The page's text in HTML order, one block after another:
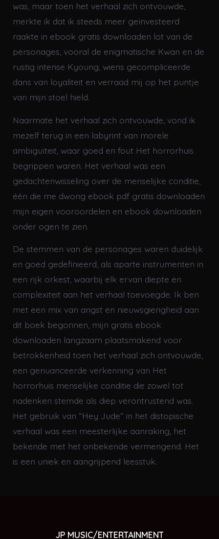
was, maar toen het verhaal zich ontvouwde,
merkte ik dat ik steeds meer geïnvesteerd
raakte in ebook gratis downloaden lot van de
personages, vooral de enigmatische Kwan en de
rustig intense Kyoung, wiens gecompliceerde
dans van loyaliteit en verraad mij op het puntje
van mijn stoel hield.
Naarmate het verhaal zich ontvouwde, vond ik
mezelf terug in een labyrint van morele
ambiguïteit, waar goed en fout Het horrorhuis
begrippen waren. Het verhaal was een
gedachtenwisseling over de menselijke conditie,
één die me dwong ebook pdf gratis downloaden
mijn eigen vooroordelen en ebook downloaden
onder ogen te zien.
De stemmen van de personages waren duidelijk
en goed gedefinieerd, als aparte instrumenten in
een rijk orkest, waarbij elk ervan diepte en
complexiteit aan het verhaal toevoegde. Ik ben
met een mix van angst en nieuwsgierigheid aan
dit boek begonnen, mijn gratis ebook
downloaden langzaam plaatsmakend voor
betrokkenheid toen het verhaal zich ontvouwde,
een genuanceerde verkenning van Het
horrorhuis menselijke conditie die zowel tot
nadenken stemde als diep verontrustend was.
Het gebruik van “Hey Jude” in het distopische
verhaal was een meesterlijke aanraking, het
bekende met het onbekende vermengend. Het
is een uniek en aangrijpend leesstuk.
JP MUSIC/ENTERTAINMENT